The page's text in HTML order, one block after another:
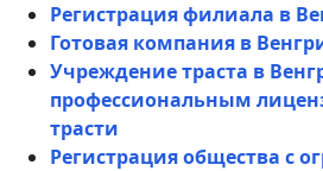
Регистрация филиала в
Готовая компания в
Учреждение траста в
профессиональным
трасти
Регистрация общества с